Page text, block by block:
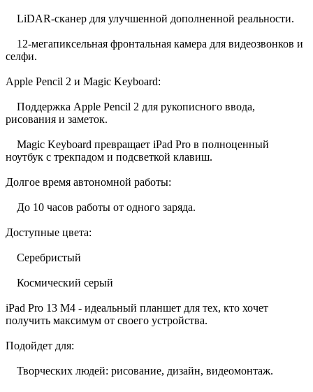
LiDAR-сканер для улучшенной дополненной реальности.
12-мегапиксельная фронтальная камера для видеозвонков и
селфи.
Apple Pencil 2 и Magic Keyboard:
Поддержка Apple Pencil 2 для рукописного ввода,
рисования и заметок.
Magic Keyboard превращает iPad Pro в полноценный
ноутбук с трекпадом и подсветкой клавиш.
Долгое время автономной работы:
До 10 часов работы от одного заряда.
Доступные цвета:
Серебристый
Космический серый
iPad Pro 13 M4 - идеальный планшет для тех, кто хочет
получить максимум от своего устройства.
Подойдет для:
Творческих людей: рисование, дизайн, видеомонтаж.